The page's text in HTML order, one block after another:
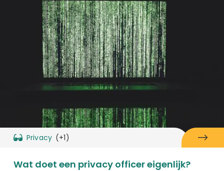
Privacy (+1)
Wat doet een privacy officer eigenlijk?